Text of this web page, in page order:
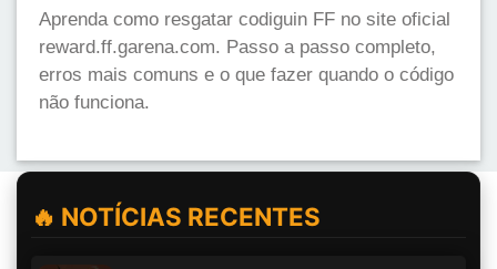
Aprenda como resgatar codiguin FF no site oficial
reward.ff.garena.com. Passo a passo completo,
erros mais comuns e o que fazer quando o código
não funciona.
🔥 NOTÍCIAS RECENTES